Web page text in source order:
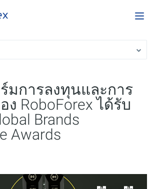
มการลงทุนและการ
RoboForex ได้รับ
Brands
Awards